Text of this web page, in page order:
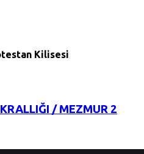
Kilisesi
/ MEZMUR 2